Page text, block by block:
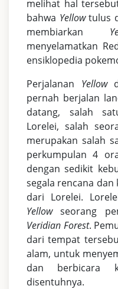
melihat hal
bahwa Yellowtulus
membiarkan
menyelamatkan
ensiklopedia
Perjalanan Yellow
pernah berjalan
datang, salah
Lorelei, salah
merupakan salah
perkumpulan 4
dengan sedikit
segala rencana
dari Lorelei.
Yellowseorang
Veridian Forest.
dari tempat
alam, untuk
dan berbicara
disentuhnya.